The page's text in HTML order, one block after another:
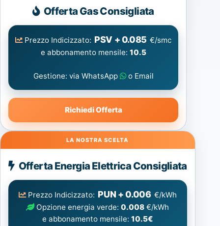
Gas
Offerta Gas Consigliata
Prezzo Indicizzato: PSV + 0.085 €/smc
e abbonamento mensile: 10.5
Gestione: via WhatsApp o Email
Richiedi Offerta
Energia
Elettrica
consigliata
Offerta Energia Elettrica Consigliata
Prezzo Indicizzato: PUN + 0.006 €/kWh
Opzione energia verde:0.008 €/kWh
e abbonamento mensile: 10.5€